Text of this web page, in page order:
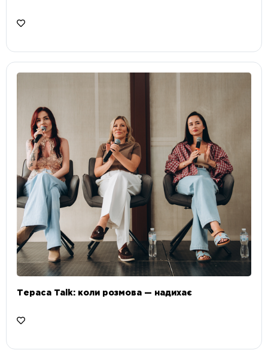
Тераса Talk: коли розмова — надихає